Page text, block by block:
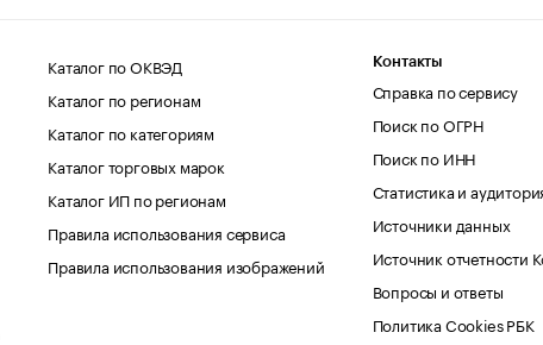
Каталог по ОКВЭД
Каталог по регионам
Каталог по категориям
Каталог торговых марок
Каталог ИП по регионам
Правила использования сервиса
Правила использования изображений
Контакты
Справка по сервису
Поиск по ОГРН
Поиск по ИНН
Статистика и
Источники данных
Источник отчетности
Вопросы и ответы
Политика Cookies РБК